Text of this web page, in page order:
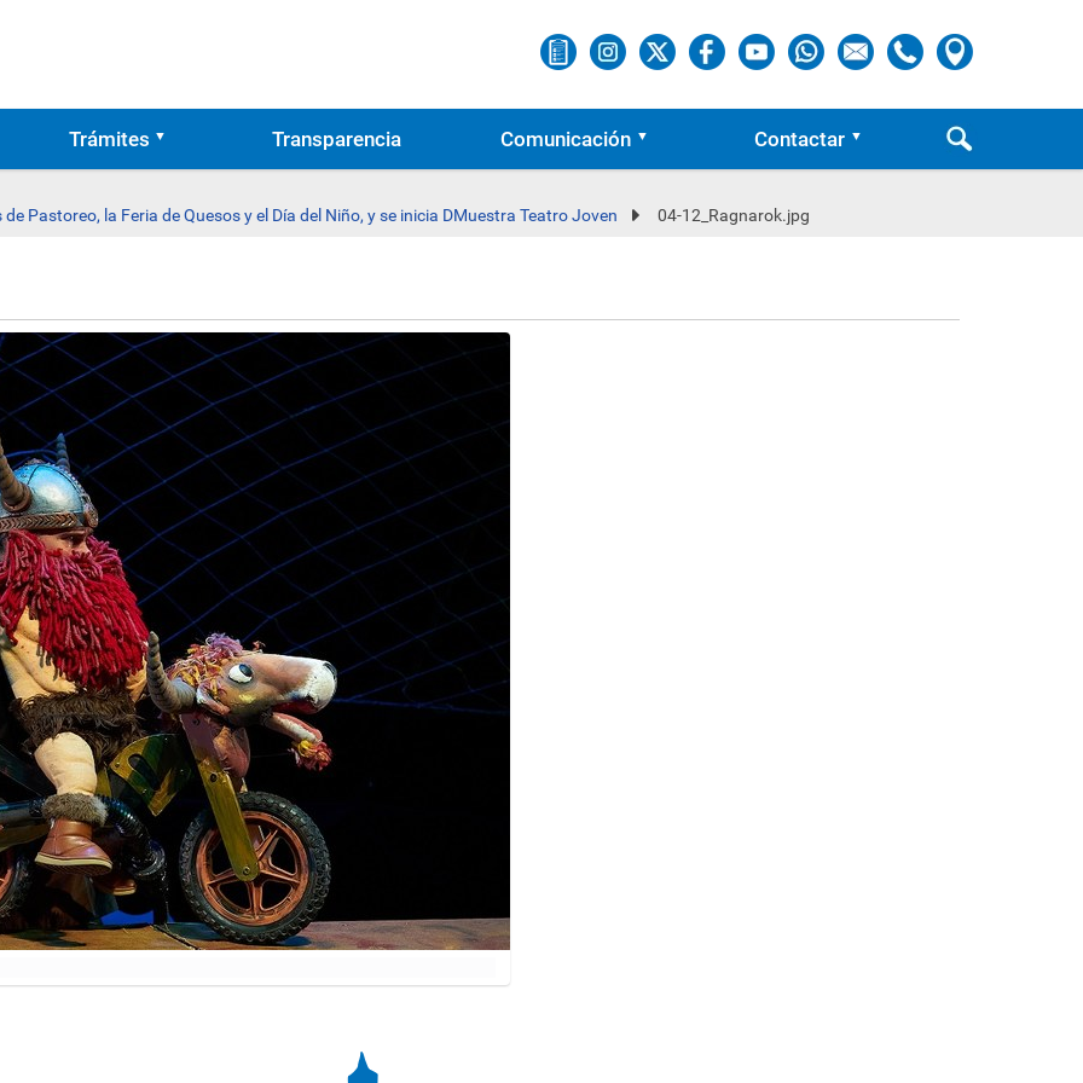
Trámites Transparencia Comunicación Contactar
Pastoreo, la Feria de Quesos y el Día del Niño, y se inicia DMuestra Teatro Joven
04-12_Ragnarok.jpg